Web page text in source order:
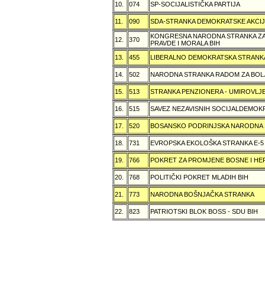
10. 074 SP-SOCIJALISTIČKA PARTIJA
11. 090 SDA-STRANKA DEMOKRATSKE
12. 370
KONGRESNA NARODNA STRANKA
PRAVDE I MORALA BIH
13.
455 LIBERALNO DEMOKRATSKA
14. 502 NARODNA STRANKA RADOM ZA
15. 513 STRANKA PENZIONERA -
16. 515 SAVEZ NEZAVISNIH
17. 520 BOSANSKO PODRINJSKA NARODNA
18. 731 EVROPSKA EKOLOŠKA STRANKA E-5
19. 766 POKRET ZA PROMJENE BOSNE I
20. 768 POLITIČKI POKRET MLADIH BIH
21. 773 NARODNA BOŠNJAČKA STRANKA
22. 823 PATRIOTSKI BLOK BOSS - SDU BIH